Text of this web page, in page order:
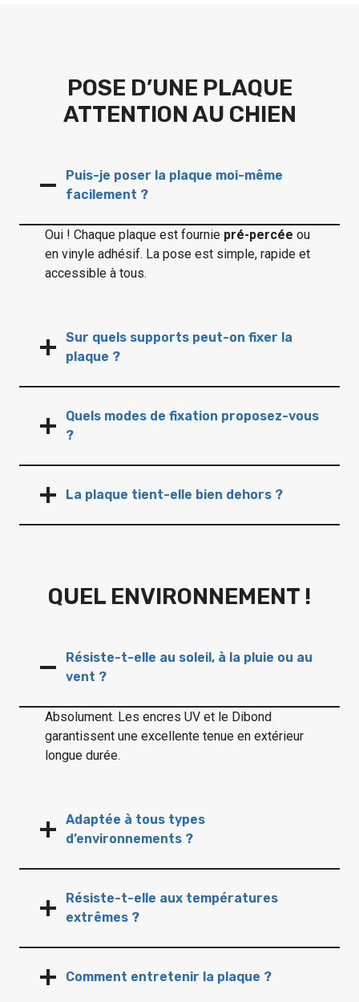
POSE D’UNE PLAQUE
ATTENTION AU CHIEN
Puis-je poser la plaque moi-même
facilement ?
Oui ! Chaque plaque est fournie pré-percée ou
en vinyle adhésif. La pose est simple, rapide et
accessible à tous.
Sur quels supports peut-on fixer la
plaque ?
Quels modes de fixation proposez-vous
?
La plaque tient-elle bien dehors ?
QUEL ENVIRONNEMENT !
Résiste-t-elle au soleil, à la pluie ou au
vent ?
Absolument. Les encres UV et le Dibond
garantissent une excellente tenue en extérieur
longue durée.
Adaptée à tous types
d’environnements ?
Résiste-t-elle aux températures
extrêmes ?
Comment entretenir la plaque ?